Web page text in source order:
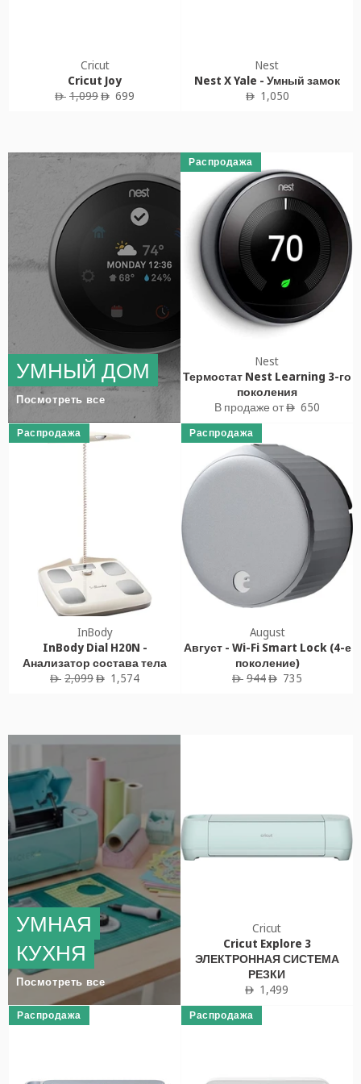
Cricut
Cricut Joy
Обычная
ê 1,099Цена
ê 699
Nest
Nest X Yale - Умный замок
Обычная
ê 1,050
УМНЫЙ ДОМ
Посмотреть все
Nest
Термостат Nest Learning 3-го
поколения
В продаже от ê 650
Распродажа
InBody
InBody Dial H20N -
Анализатор состава тела
Обычная
ê 2,099Цена
ê 1,574
Распродажа
August
Август - Wi-Fi Smart Lock (4-е
поколение)
Обычная
ê 944Цена
ê 735
Распродажа
УМНАЯ
КУХНЯ
Посмотреть все
Cricut
Cricut Explore 3
ЭЛЕКТРОННАЯ СИСТЕМА
РЕЗКИ
Обычная
цена
ê 1,499
Распродажа Распродажа